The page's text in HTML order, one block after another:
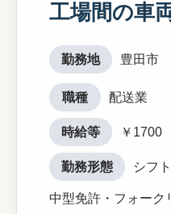
工場間の車
勤務地 豊田市
職種 配送業
時給等 ￥1700
勤務形態 シフ
中型免許・フォーク